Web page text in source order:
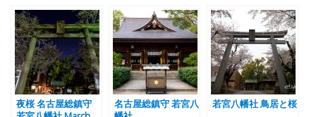
夜桜 名古屋総鎮守
名古屋総鎮守 若宮八
若宮八幡社 鳥居と桜